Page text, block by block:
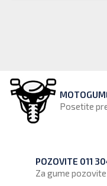
O
ODUSTANKU
UGOVORA
283
ZA
GREŠKE
NA
PREZENTACIJI
POZOVITE
Posetite
POZOVITE 011
Za gume pozovite